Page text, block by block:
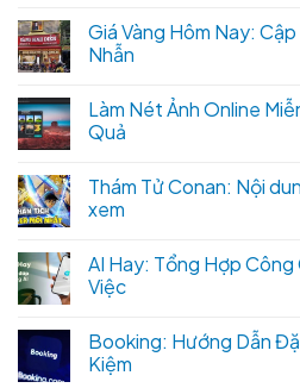
Giá Vàng Hôm Nay:
Nhẫn
Làm Nét Ảnh Online
Quả
Thám Tử Conan: Nội
xem
AI Hay: Tổng Hợp
Việc
Booking: Hướng Dẫn
Kiệm